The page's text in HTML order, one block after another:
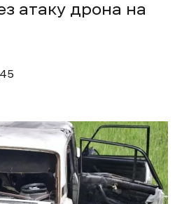
атаку дрона на